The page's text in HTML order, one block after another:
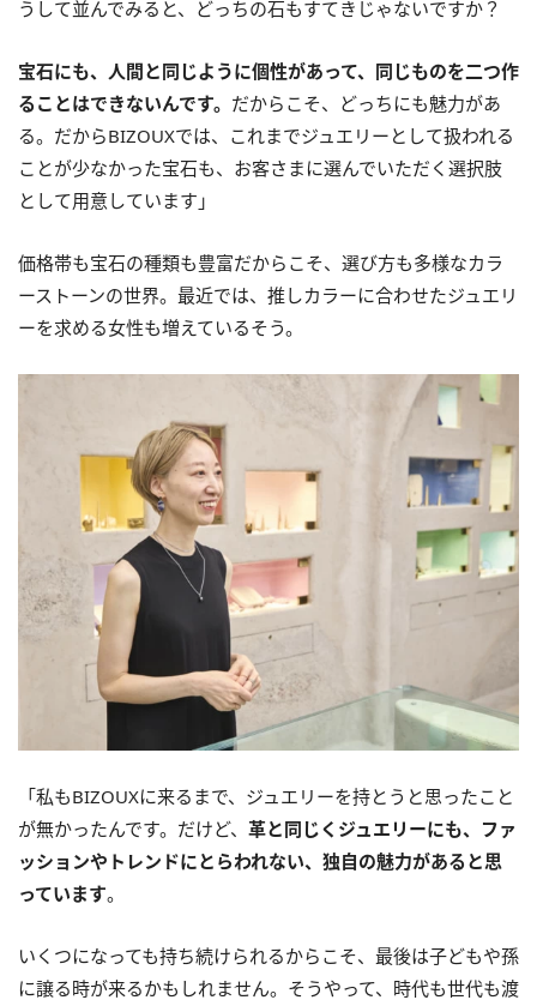
うして並んでみると、どっちの石もすてきじゃないですか？
宝石にも、人間と同じように個性があって、同じものを二つ作
ることはできないんです。 だからこそ、どっちにも魅力があ
る。だからBIZOUXでは、これまでジュエリーとして扱われる
ことが少なかった宝石も、お客さまに選んでいただく選択肢
として用意しています」
価格帯も宝石の種類も豊富だからこそ、選び方も多様なカラ
ーストーンの世界。最近では、推しカラーに合わせたジュエリ
ーを求める女性も増えているそう。
「私もBIZOUXに来るまで、ジュエリーを持とうと思ったこと
が無かったんです。だけど、 革と同じくジュエリーにも、ファ
ッションやトレンドにとらわれない、独自の魅力があると思
っています。
いくつになっても持ち続けられるからこそ、最後は子どもや孫
に譲る時が来るかもしれません。そうやって、時代も世代も渡